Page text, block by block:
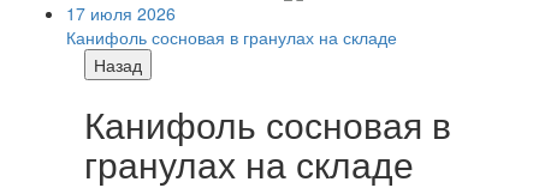
17 июля 2026
Канифоль сосновая в гранулах на складе
Назад
Канифоль сосновая в
гранулах на складе